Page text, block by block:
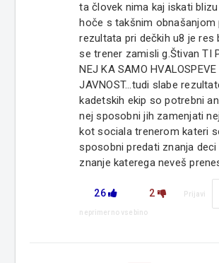
ta človek nima kaj iskati blizu
hoče s takšnim obnašanjom
rezultata pri dečkih u8 je res
se trener zamisli g.Štivan TI
NEJ KA SAMO
JAVNOST...tudi slabe
kadetskih ekip so potrebni
nej sposobni jih zamenjati
kot sociala trenerom kateri
sposobni predati znanja deci
znanje katerega neveš
26 2 Prijavi
neprimerno vsebino